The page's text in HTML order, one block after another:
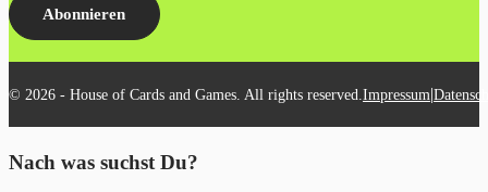
Abonnieren
© 2026 - House of Cards and Games. All rights reserved. Impressum|
Nach was suchst Du?